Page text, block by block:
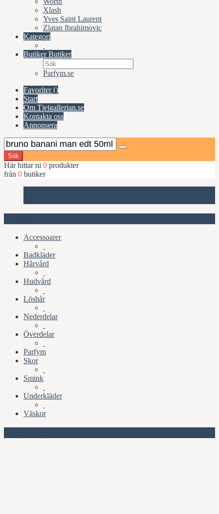
Xlash
Yves Saint Laurent
Zlatan Ibrahimovic
Kategori
ButikerButiker
Parfym.se
Favoriter ()
Start
Om Tjejgallerian.se
Kontakta oss
Annonsera
Sök
Här hittar ni 0 produkter
från 0 butiker
Accessoarer
Badkläder
Hårvård
Hudvård
Löshår
Nederdelar
Överdelar
Parfym
Skor
Smink
Underkläder
Väskor